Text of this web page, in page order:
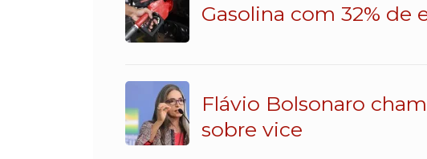
Gasolina com 32% de
Flávio Bolsonaro
sobre vice